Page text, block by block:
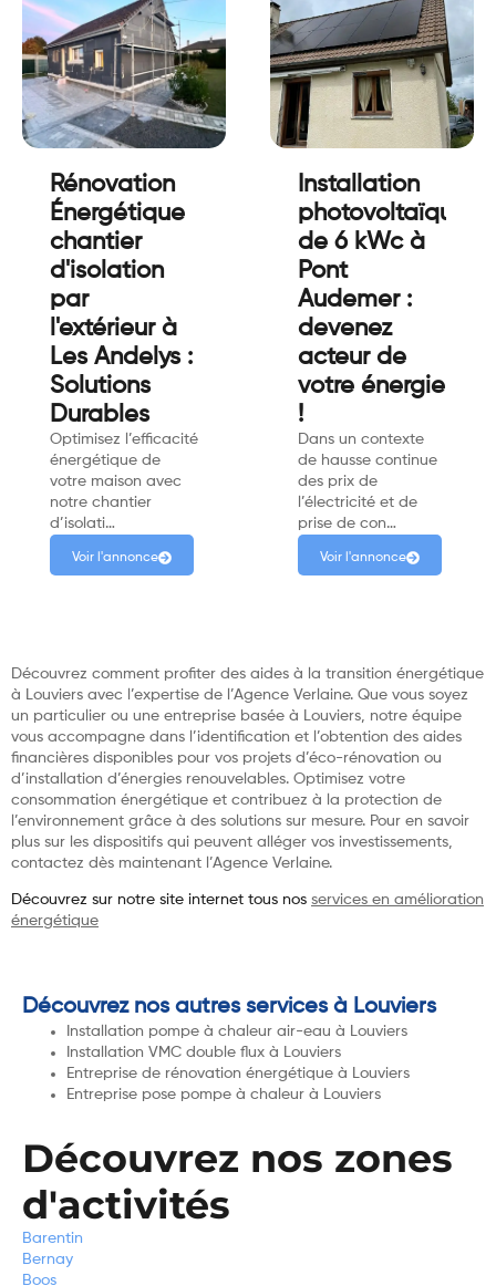
Rénovation
Énergétique
chantier
d'isolation
par
l'extérieur à
Les Andelys :
Solutions
Durables
Optimisez l’efficacité
énergétique de
votre maison avec
notre chantier
d’isolati…
Voir l'annonce
Installation
photovoltaïque
de 6 kWc à
Pont
Audemer :
devenez
acteur de
votre énergie
!
Dans un contexte
de hausse continue
des prix de
l’électricité et de
prise de con…
Voir l'annonce
Découvrez comment profiter des aides à la transition énergétique
à Louviers avec l’expertise de l’Agence Verlaine. Que vous soyez
un particulier ou une entreprise basée à Louviers, notre équipe
vous accompagne dans l’identification et l’obtention des aides
financières disponibles pour vos projets d’éco-rénovation ou
d’installation d’énergies renouvelables. Optimisez votre
consommation énergétique et contribuez à la protection de
l’environnement grâce à des solutions sur mesure. Pour en savoir
plus sur les dispositifs qui peuvent alléger vos investissements,
contactez dès maintenant l’Agence Verlaine.
Découvrez sur notre site internet tous nos services en amélioration
énergétique
Découvrez nos autres services à Louviers
Installation pompe à chaleur air-eau à Louviers
Installation VMC double flux à Louviers
Entreprise de rénovation énergétique à Louviers
Entreprise pose pompe à chaleur à Louviers
Découvrez nos zones
d'activités
Barentin
Bernay
Boos